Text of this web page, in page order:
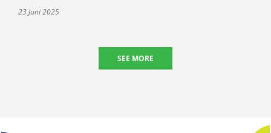
23 Juni 2025
SEE MORE